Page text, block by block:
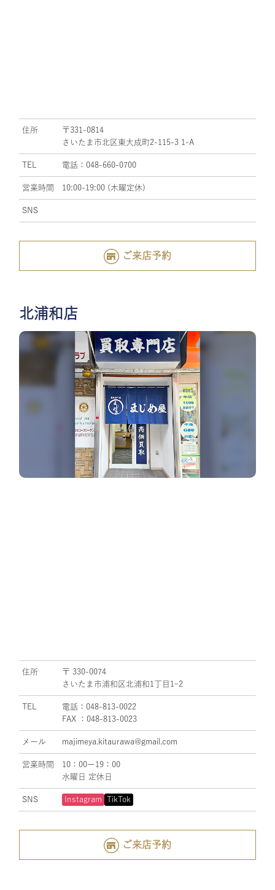
住所
〒331-0814
さいたま市北区東大成町2-115-3 1-A
TEL 電話：048-660-0700
営業時間 10:00-19:00 (木曜定休)
SNS
ご来店予約
北浦和店
住所
〒 330-0074
さいたま市浦和区北浦和1丁目1ｰ2
TEL
電話：048-813-0022
FAX ：048-813-0023
メール majimeya.kitaurawa@gmail.com
営業時間
10：00ー19：00
水曜日 定休日
SNS Instagram TikTok
ご来店予約